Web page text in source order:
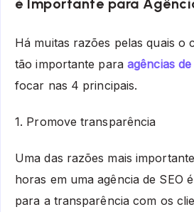
é Importante para
Há muitas razões pelas quais o
tão importante para agências de
focar nas 4 principais.
1. Promove transparência
Uma das razões mais
horas em uma agência de SEO
para a transparência com os